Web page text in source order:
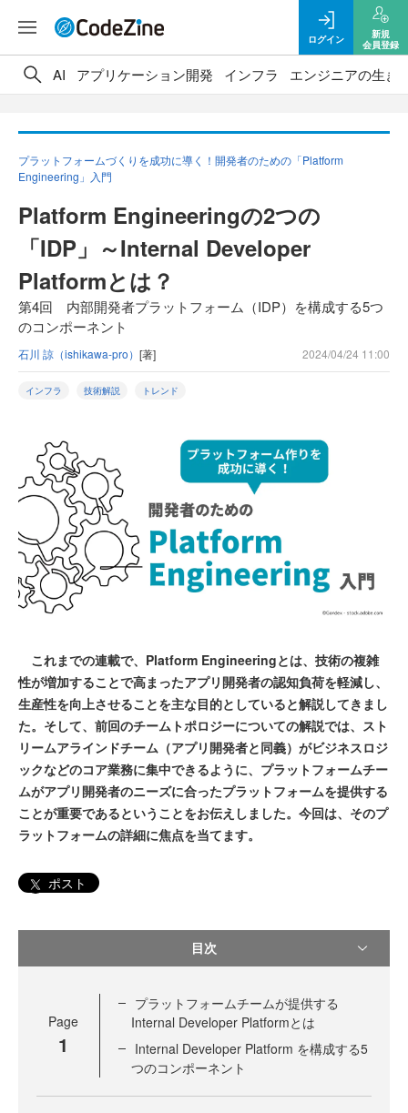
ログイン
新規
会員登録
AI アプリケーション開発 インフラ エンジニアの生き
プラットフォームづくりを成功に導く！開発者のための「Platform
Engineering」入門
Platform Engineeringの2つの
「IDP」～Internal Developer
Platformとは？
第4回 内部開発者プラットフォーム（IDP）を構成する5つ
のコンポーネント
石川 諒（ishikawa-pro） [著] 2024/04/24 11:00
インフラ 技術解説 トレンド
これまでの連載で、Platform Engineeringとは、技術の複雑
性が増加することで高まったアプリ開発者の認知負荷を軽減し、
生産性を向上させることを主な目的としていると解説してきまし
た。そして、前回のチームトポロジーについての解説では、スト
リームアラインドチーム（アプリ開発者と同義）がビジネスロジ
ックなどのコア業務に集中できるように、プラットフォームチー
ムがアプリ開発者のニーズに合ったプラットフォームを提供する
ことが重要であるということをお伝えしました。今回は、そのプ
ラットフォームの詳細に焦点を当てます。
ポスト
目次
Page
1
プラットフォームチームが提供する
Internal Developer Platformとは
Internal Developer Platform を構成する5
つのコンポーネント